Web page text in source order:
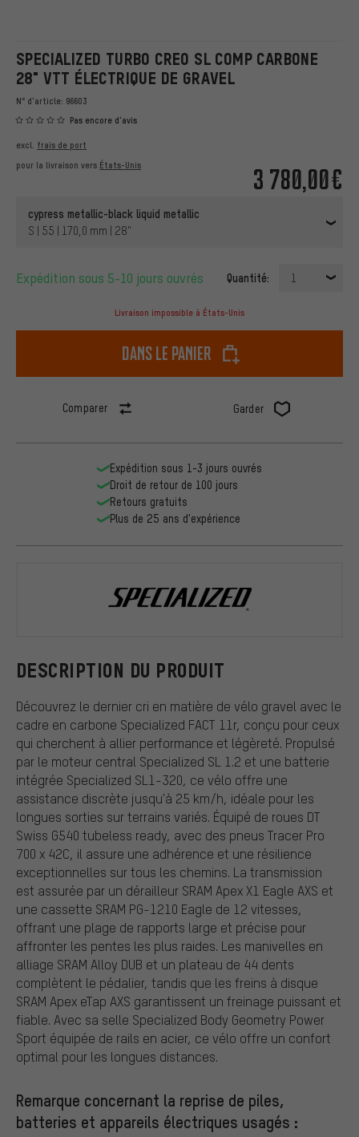
SPECIALIZED TURBO CREO SL COMP CARBONE
28" VTT ÉLECTRIQUE DE GRAVEL
N° d'article: 96603
Pas encore d'avis
3 780,00€
excl. frais de port
pour la livraison vers États-Unis
cypress metallic-black liquid metallic
S | 55 | 170,0 mm | 28"
Expédition sous 5-10 jours ouvrés Quantité: 1
Livraison impossible à États-Unis
dans le panier
Comparer Garder
DESCRIPTION DU PRODUIT
Découvrez le dernier cri en matière de vélo gravel avec le
cadre en carbone Specialized FACT 11r, conçu pour ceux
qui cherchent à allier performance et légèreté. Propulsé
par le moteur central Specialized SL 1.2 et une batterie
intégrée Specialized SL1-320, ce vélo offre une
assistance discrète jusqu'à 25 km/h, idéale pour les
longues sorties sur terrains variés. Équipé de roues DT
Swiss G540 tubeless ready, avec des pneus Tracer Pro
700 x 42C, il assure une adhérence et une résilience
exceptionnelles sur tous les chemins. La transmission
est assurée par un dérailleur SRAM Apex X1 Eagle AXS et
une cassette SRAM PG-1210 Eagle de 12 vitesses,
offrant une plage de rapports large et précise pour
affronter les pentes les plus raides. Les manivelles en
alliage SRAM Alloy DUB et un plateau de 44 dents
complètent le pédalier, tandis que les freins à disque
SRAM Apex eTap AXS garantissent un freinage puissant et
fiable. Avec sa selle Specialized Body Geometry Power
Sport équipée de rails en acier, ce vélo offre un confort
optimal pour les longues distances.
Remarque concernant la reprise de piles,
batteries et appareils électriques usagés :
Expédition sous 1-3 jours ouvrés
Droit de retour de 100 jours
Retours gratuits
Plus de 25 ans d'expérience